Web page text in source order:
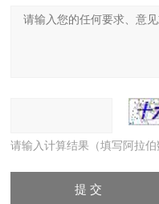
请输入计算结果（填写阿拉